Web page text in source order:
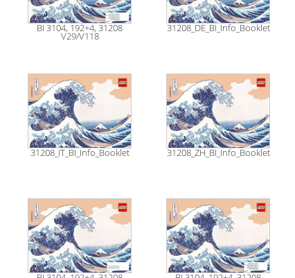
BI 3104, 192+4, 31208
V29/V118
31208_DE_BI_Info_Booklet
31208_IT_BI_Info_Booklet 31208_ZH_BI_Info_Booklet